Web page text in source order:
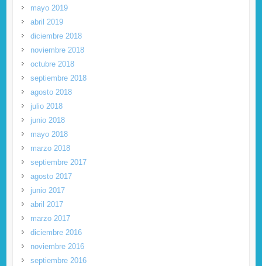
mayo 2019
abril 2019
diciembre 2018
noviembre 2018
octubre 2018
septiembre 2018
agosto 2018
julio 2018
junio 2018
mayo 2018
marzo 2018
septiembre 2017
agosto 2017
junio 2017
abril 2017
marzo 2017
diciembre 2016
noviembre 2016
septiembre 2016